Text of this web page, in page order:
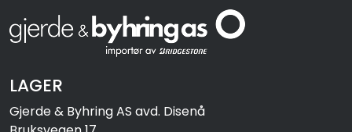
LAGER
Gjerde & Byhring AS avd. Disenå